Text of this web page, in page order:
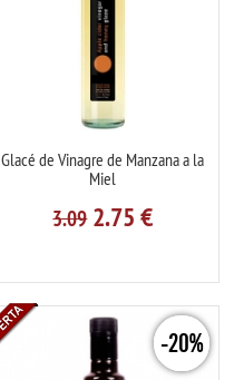
Glacé de Vinagre de Manzana a la
Miel
3.09 2.75€
-20%